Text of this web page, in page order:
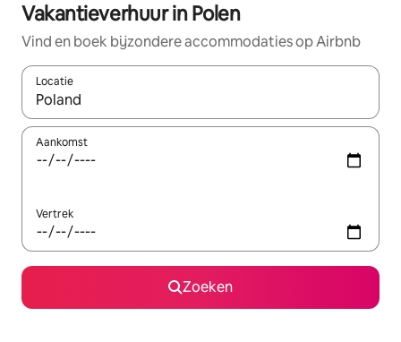
Vakantieverhuur in Polen
Vind en boek bijzondere accommodaties op Airbnb
Locatie
Wanneer er suggesties beschikbaar zijn, maak je een keuze
Aankomst
Vertrek
Zoeken